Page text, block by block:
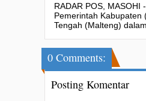
RADAR POS, MASOHI
Pemerintah Kabupaten
Tengah (Malteng) dalam
0 Comments:
Posting Komentar